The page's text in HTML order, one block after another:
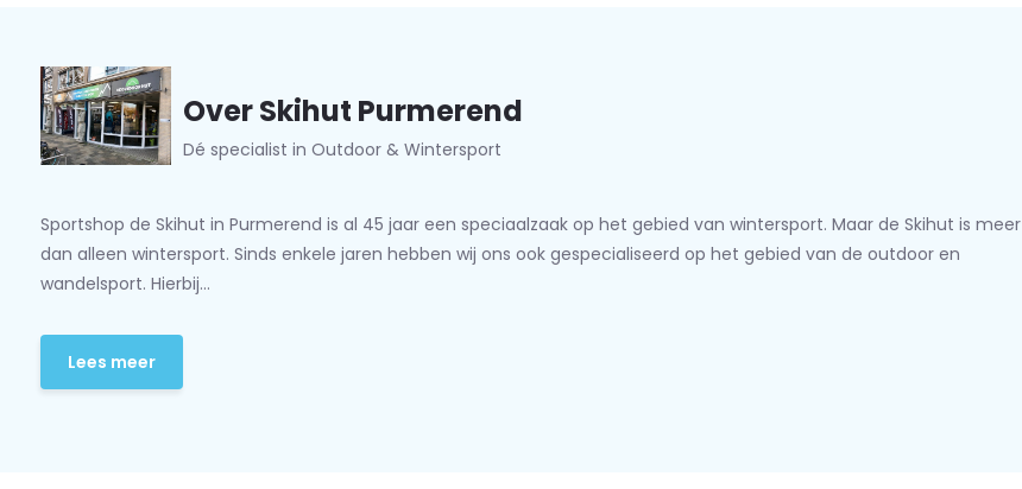
Over Skihut Purmerend
Dé specialist in Outdoor & Wintersport
Sportshop de Skihut in Purmerend is al 45 jaar een speciaalzaak op het gebied van wintersport. Maar de Skihut is meer
dan alleen wintersport. Sinds enkele jaren hebben wij ons ook gespecialiseerd op het gebied van de outdoor en
wandelsport. Hierbij...
Lees meer